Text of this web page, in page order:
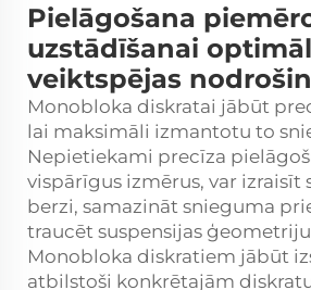
Pielāgošana
uzstādīšanai
veiktspējas
Monobloka diskratai jābūt
lai maksimāli izmantotu to
Nepietiekami precīza
vispārīgus izmērus, var izraisīt
berzi, samazināt snieguma
traucēt suspensijas
Monobloka diskratiem jābūt
atbilstoši konkrētajām